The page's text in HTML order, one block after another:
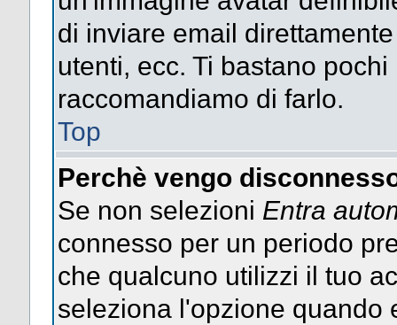
di inviare email
utenti, ecc. Ti bastano
raccomandiamo di farlo.
Top
Perchè vengo
Se non selezioni Entra
connesso per un periodo
che qualcuno utilizzi il tuo
seleziona l'opzione quando